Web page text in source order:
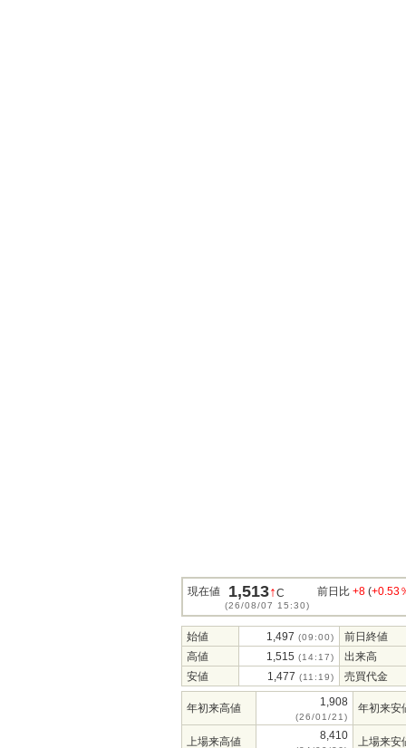
現在値 1,513↑C
(26/08/07 15:30)
前日比 +8 (+0.53
始値 1,497 (09:00)
前日終値
高値
1,515 (14:17)
出来高
安値
1,477 (11:19) 売買代金
年初来高値 1,908
(26/01/21)
年初来安
上場来高値 8,410 上場来安